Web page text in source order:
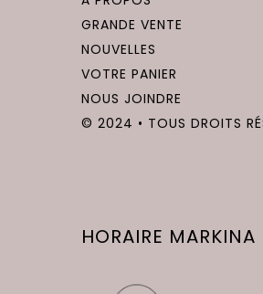
GRANDE VENTE
NOUVELLES
VOTRE PANIER
NOUS JOINDRE
© 2024 • TOUS DROITS
HORAIRE MARKINA